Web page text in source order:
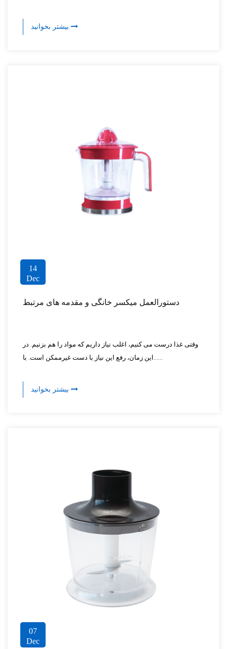
14
Dec
دستورالعمل میکسر خانگی و مقدمه های مرتبط
وقتی غذا درست می کنیم، اغلب نیاز داریم که مواد را هم بزنیم. در
07
Dec